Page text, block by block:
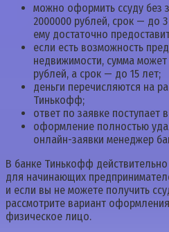
можно оформить ссуду без
2000000 рублей, срок — до
ему достаточно
если есть возможность
недвижимости, сумма
рублей, а срок — до 15 лет;
деньги перечисляются на
Тинькофф;
ответ по заявке поступает
оформление полностью
онлайн-заявки менеджер
В банке Тинькофф
для начинающих
и если вы не можете получить
рассмотрите вариант
физическое лицо.